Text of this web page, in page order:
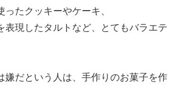
たクッキーやケーキ、
表現したタルトなど、とてもバラエテ
嫌だという人は、手作りのお菓子を作